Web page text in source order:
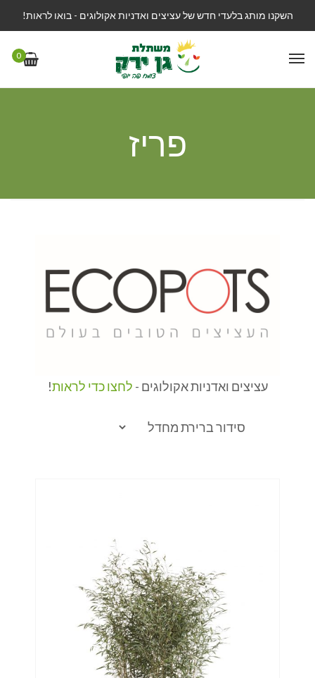
השקנו מותג בלעדי חדש של עציצים ואדניות אקולוגים - בואו לראות!
0
פריז
עציצים ואדניות אקולוגים - לחצו כדי לראות!